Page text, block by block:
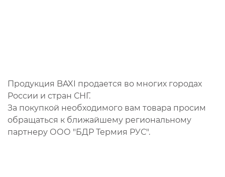
Продукция BAXI продается во многих городах
России и стран СНГ.
За покупкой необходимого вам товара просим
обращаться к ближайшему региональному
партнеру ООО "БДР Термия РУС".